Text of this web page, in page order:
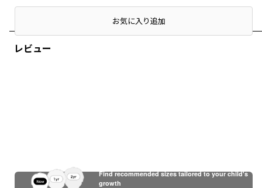
レビュー
お気に入り追加
Find recommended sizes tailored to your child's
growth